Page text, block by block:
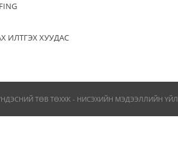
ИЛТГЭХ ХУУДАС
ТӨВ ТӨХХК - НИСЭХИЙН МЭДЭЭЛЛИЙН